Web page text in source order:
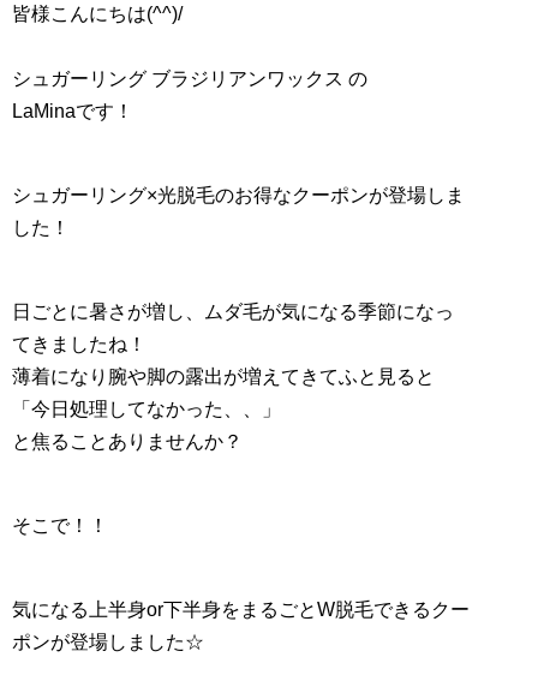
皆様こんにちは(^^)/
シュガーリング ブラジリアンワックス の
LaMinaです！
シュガーリング×光脱毛のお得なクーポンが登場しま
した！
日ごとに暑さが増し、ムダ毛が気になる季節になっ
てきましたね！
薄着になり腕や脚の露出が増えてきてふと見ると
「今日処理してなかった、、」
と焦ることありませんか？
そこで！！
気になる上半身or下半身をまるごとW脱毛できるクー
ポンが登場しました☆